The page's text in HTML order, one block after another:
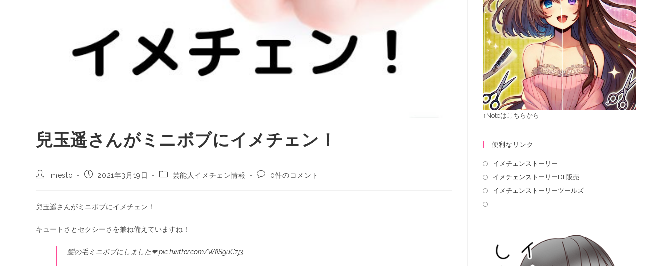
兒玉遥さんがミニボブにイメチェン！
imesto 2021年3月19日 芸能人イメチェン情報 0件のコメント
兒玉遥さんがミニボブにイメチェン！
キュートさとセクシーさを兼ね備えていますね！
髪の毛ミニボブにしました❤︎pic.twitter.com/WfiSguCzj3
↑Noteはこちらから
便利なリンク
イメチェンストーリー
イメチェンストーリーDL販売
イメチェンストーリーツールズ